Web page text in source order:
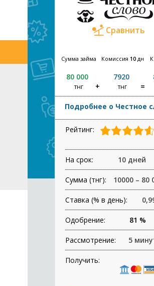
Сравнить
Сумма займа
80 000
тнг
Комиссия 10дн
7920
тнг
Подробнее о Честное
Рейтинг:
На срок: 10 дней
Сумма (тнг): 10000 – 80
Ставка (% в день):
Одобрение: 81 %
Рассмотрение: 5
Получить: